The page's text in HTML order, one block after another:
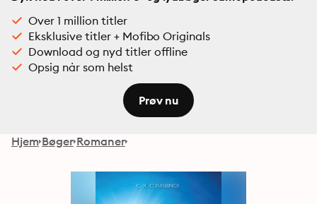
Over 1 million titler
Eksklusive titler + Mofibo Originals
Download og nyd titler offline
Opsig når som helst
Prøv nu
Hjem Bøger Romaner